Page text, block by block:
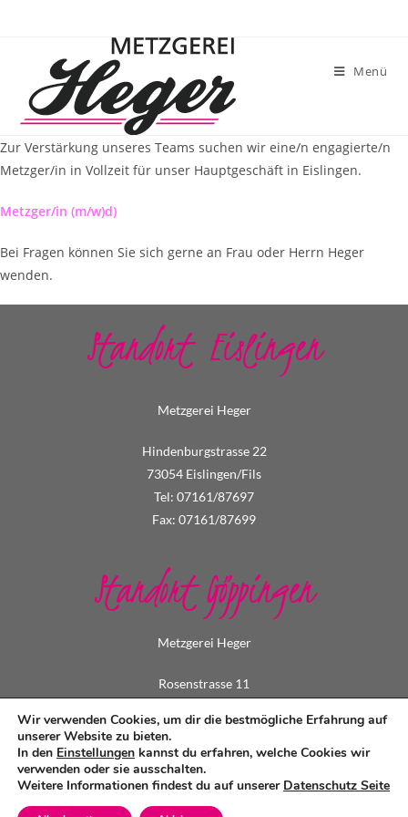
Menü
Zur Verstärkung unseres Teams suchen wir eine/n engagierte/n
Metzger/in in Vollzeit für unser Hauptgeschäft in Eislingen.
Metzger/in (m/w)d)
Bei Fragen können Sie sich gerne an Frau oder Herrn Heger
wenden.
Standort Eislingen
Metzgerei Heger
Hindenburgstrasse 22
73054 Eislingen/Fils
Tel: 07161/87697
Fax: 07161/87699
Standort Göppingen
Metzgerei Heger
Rosenstrasse 11
Tel: 07161/73495
Fax: 07161/79549
Datenschutz/Impressum
Wir verwenden Cookies, um dir die bestmögliche Erfahrung auf
unserer Website zu bieten.
In den Einstellungen kannst du erfahren, welche Cookies wir
verwenden oder sie ausschalten.
Weitere Informationen findest du auf unserer Datenschutz Seite